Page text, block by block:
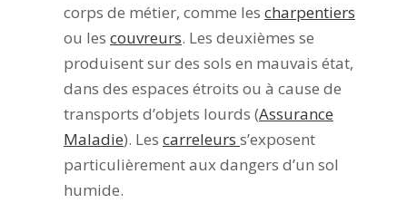
corps de métier, comme les charpentiers
ou les couvreurs. Les deuxièmes se
produisent sur des sols en mauvais état,
dans des espaces étroits ou à cause de
transports d’objets lourds (Assurance
Maladie). Les carreleurs s’exposent
particulièrement aux dangers d’un sol
humide.